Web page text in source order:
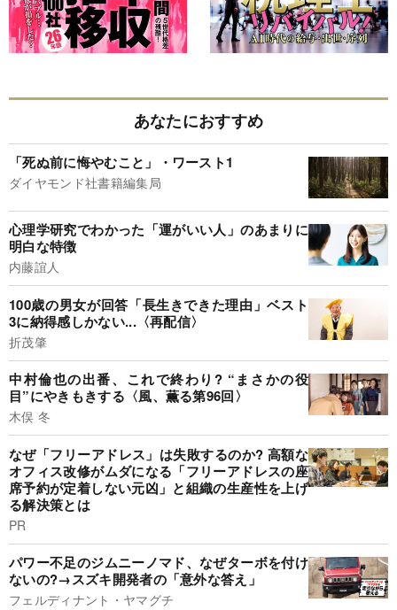
あなたにおすすめ
「死ぬ前に悔やむこと」・ワースト1
ダイヤモンド社書籍編集局
心理学研究でわかった「運がいい人」のあまりに
明白な特徴
内藤誼人
100歳の男女が回答「長生きできた理由」ベスト
3に納得感しかない...〈再配信〉
折茂肇
中村倫也の出番、これで終わり? “まさかの役
目”にやきもきする〈風、薫る第96回〉
木俣 冬
なぜ「フリーアドレス」は失敗するのか? 高額な
オフィス改修がムダになる「フリーアドレスの座
席予約が定着しない元凶」と組織の生産性を上げ
る解決策とは
PR
パワー不足のジムニーノマド、なぜターボを付け
ないの?→スズキ開発者の「意外な答え」
フェルディナント・ヤマグチ